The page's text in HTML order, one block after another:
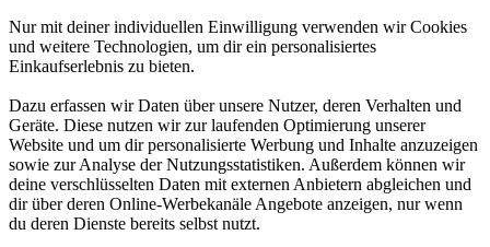
Nur mit deiner individuellen Einwilligung verwenden wir Cookies
und weitere Technologien, um dir ein personalisiertes
Einkaufserlebnis zu bieten.
Dazu erfassen wir Daten über unsere Nutzer, deren Verhalten und
Geräte. Diese nutzen wir zur laufenden Optimierung unserer
Website und um dir personalisierte Werbung und Inhalte anzuzeigen
sowie zur Analyse der Nutzungsstatistiken. Außerdem können wir
deine verschlüsselten Daten mit externen Anbietern abgleichen und
dir über deren Online-Werbekanäle Angebote anzeigen, nur wenn
du deren Dienste bereits selbst nutzt.